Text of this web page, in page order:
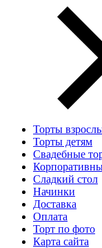
Торты
Торты детям
Свадебные
Сладкий стол
Начинки
Доставка
Оплата
Торт по фото
Карта сайта